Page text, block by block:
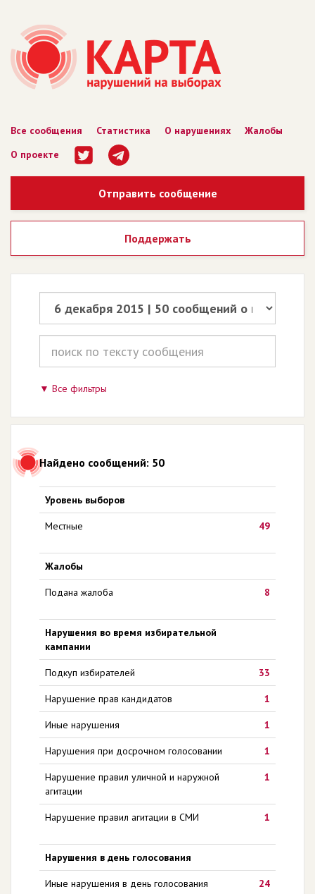
Все сообщения Статистика О нарушениях
Жалобы
О проекте
Отправить сообщение
Поддержать
Все фильтры
Найдено сообщений: 50
Уровень выборов
Местные 49
Жалобы
Подана жалоба 8
Нарушения во время избирательной
кампании
Подкуп избирателей 33
Нарушение прав кандидатов 1
Иные нарушения 1
Нарушения при досрочном голосовании 1
Нарушение правил уличной и наружной
агитации
1
Нарушение правил агитации в СМИ 1
Нарушения в день голосования
Иные нарушения в день голосования 24